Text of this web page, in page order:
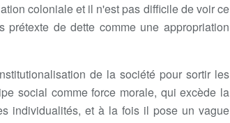
coloniale et il n'est pas difficile de voir ce
de dette comme une appropriation
de la société pour sortir les
social comme force morale, qui excède la
individualités, et à la fois il pose un vague